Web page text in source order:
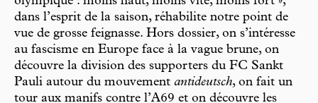
dans l’esprit de la saison, réhabilite notre point de
vue de grosse feignasse. Hors dossier, on s’intéresse
au fascisme en Europe face à la vague brune, on
découvre la division des supporters du FC Sankt
Pauli autour du mouvement antideutsch, on fait un
tour aux manifs contre l’A69 et on découvre les